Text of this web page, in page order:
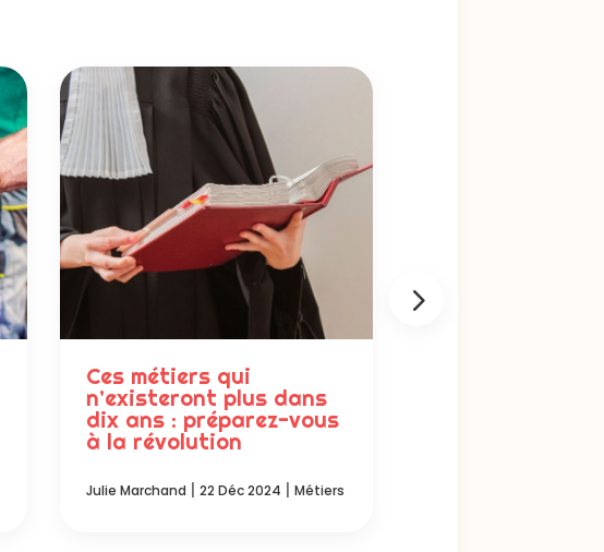
Ces métiers qui
n’existeront plus dans
dix ans : préparez-vous
à la révolution
Julie Marchand | 22 Déc 2024 | Métiers